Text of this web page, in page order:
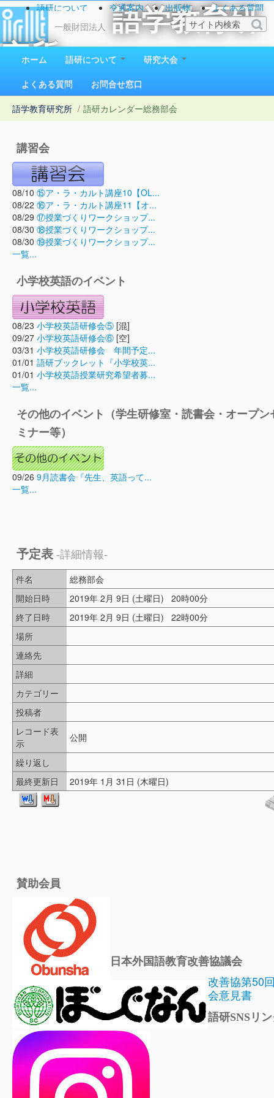
一般財団法人
語学教育研
究所
1923（大正12）年創立
語研について 交通案内 出版物
よくある質問
お問い合わせ
ホーム 語研について
研究大会
よくある質問
お問合せ窓口
語学教育研究所 / 語研カレンダー総務部会
講習会
08/10 ⑮ア・ラ・カルト講座10【OL...
08/22 ⑯ア・ラ・カルト講座11【オ...
08/29 ⑰授業づくりワークショップ...
08/30 ⑱授業づくりワークショップ...
08/30 ⑲授業づくりワークショップ...
一覧...
小学校英語のイベント
08/23 小学校英語研修会⑤ [混]
09/27 小学校英語研修会⑥ [空]
03/31 小学校英語研修会 年間予定...
01/01 語研ブックレット『小学校英...
01/01 小学校英語授業研究希望者募...
一覧...
その他のイベント（学生研修室・読書会・オープン
ミナー等）
09/26 9月読書会『先生、英語って...
一覧...
予定表 -詳細情報-
件名
総務部会
開始日時
2019年 2月 9日 (土曜日) 20時00分
終了日時
2019年 2月 9日 (土曜日) 22時00分
場所
連絡先
詳細
カテゴリー
投稿者
レコード表
示
公開
繰り返し
最終更新日
2019年 1月 31日 (木曜日)
賛助会員
日本外国語教育改善協議会
改善協第50
会意見書
語研SNSリ